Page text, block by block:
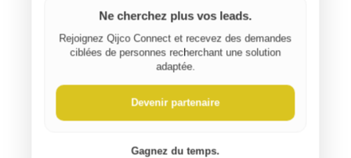
Ne cherchez plus vos leads.
Rejoignez Qijco Connect et recevez des demandes
ciblées de personnes recherchant une solution
adaptée.
Devenir partenaire
Gagnez du temps.